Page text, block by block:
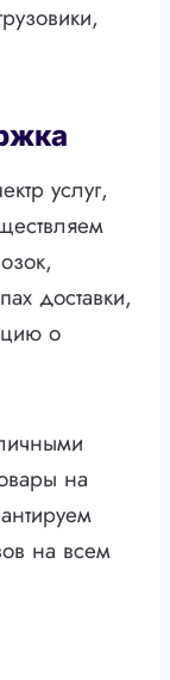
услуг,
доставки,
о
на
на всем